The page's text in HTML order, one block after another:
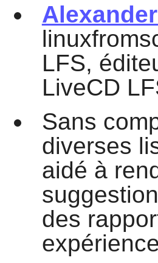
LFS,
LiveCD
Sans
diverses
aidé à
des